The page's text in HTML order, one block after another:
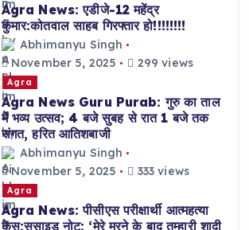
Agra News: एडीजे-12 महेंद्र
कुमार:कोतवाल साहब गिरफ्तार हो!!!!!!!!
Abhimanyu Singh
November 5, 2025
299 views
Agra
Agra News Guru Purab: गुरु का ताल
में भव्य उत्सव; 4 बजे सुबह से रात 1 बजे तक
संगत, हरित आतिशबाजी
Abhimanyu Singh
November 5, 2025
333 views
Agra
Agra News: पीसीएस परीक्षार्थी आत्महत्या
केस:सुसाइड नोट: ‘मेरे मरने के बाद तुम्हारी शादी